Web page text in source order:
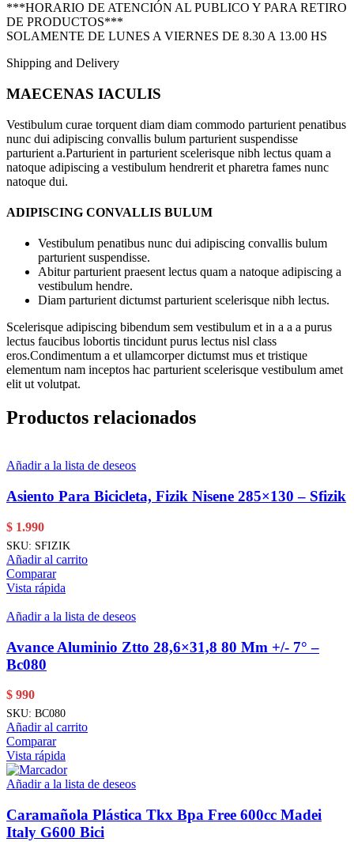
***HORARIO DE ATENCIÓN AL PUBLICO Y PARA RETIRO
DE PRODUCTOS***
SOLAMENTE DE LUNES A VIERNES DE 8.30 A 13.00 HS
Shipping and Delivery
MAECENAS IACULIS
Vestibulum curae torquent diam diam commodo parturient penatibus
nunc dui adipiscing convallis bulum parturient suspendisse
parturient a.Parturient in parturient scelerisque nibh lectus quam a
natoque adipiscing a vestibulum hendrerit et pharetra fames nunc
natoque dui.
ADIPISCING CONVALLIS BULUM
Vestibulum penatibus nunc dui adipiscing convallis bulum
parturient suspendisse.
Abitur parturient praesent lectus quam a natoque adipiscing a
vestibulum hendre.
Diam parturient dictumst parturient scelerisque nibh lectus.
Scelerisque adipiscing bibendum sem vestibulum et in a a a purus
lectus faucibus lobortis tincidunt purus lectus nisl class
eros.Condimentum a et ullamcorper dictumst mus et tristique
elementum nam inceptos hac parturient scelerisque vestibulum amet
elit ut volutpat.
Productos relacionados
Añadir a la lista de deseos
Asiento Para Bicicleta, Fizik Nisene 285×130 – Sfizik
$ 1.990
SKU: SFIZIK
Añadir al carrito
Comparar
Vista rápida
Añadir a la lista de deseos
Avance Aluminio Ztto 28,6×31,8 80 Mm +/- 7° –
Bc080
$ 990
SKU: BC080
Añadir al carrito
Comparar
Vista rápida
Añadir a la lista de deseos
Caramañola Plástica Tkx Bpa Free 600cc Madei
Italy G600 Bici